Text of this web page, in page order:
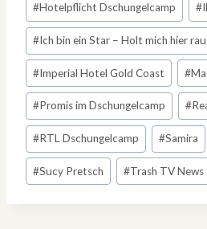
#Hotelpflicht Dschungelcamp #
#Ich bin ein Star – Holt mich hier
#Imperial Hotel Gold Coast #
#Promis im Dschungelcamp #
#RTL Dschungelcamp #Samira
#Sucy Pretsch #Trash TV News